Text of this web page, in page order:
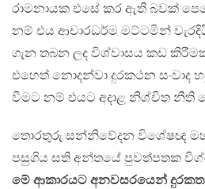
රාමනායක එසේ කර ඇති බවක්
නම් එය ආචාරධර්ම මට්ටමින්
ගැන තබන ලද විශ්වාසය කඩ
එහෙත් නොදන්වා දුරකථන සංවාද
වීමට නම් එයට අදාළ නිශ්චිත නීති
තොරතුරු සන්නිවේදන විශේෂඥ
පසුගිය සති අන්තයේ පුවත්පතක
මේ ආකාරයට අනවසරයෙන්